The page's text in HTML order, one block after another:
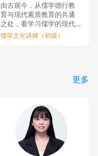
由古观今，从儒学德行教
育与现代素质教育的共通
之处，看学习儒学的现代
意义。
儒学文化讲师（初级）
更多